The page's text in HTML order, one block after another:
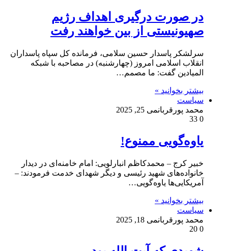
در صورت درگیری اهداف رژیم
صهیونیستی از بین خواهند رفت
سرلشکر پاسدار حسین سلامی، فرمانده کل سپاه پاسداران
انقلاب اسلامی امروز (چهارشنبه) در مصاحبه با شبکه
المیادین گفت: ما مصمم…
بیشتر بخوانید »
سیاست
محمد پورقربانمی 25, 2025
0
یاوه‌گویی ممنوع!
خبیر کرج – محمدکاظم انبارلویی: امام خامنه‌ای در دیدار
خانواده‌های شهید رئیسی و دیگر شهدای خدمت فرمودند: –
آمریکایی‌ها یاوه‌گویی…
بیشتر بخوانید »
سیاست
محمد پورقربانمی 18, 2025
0